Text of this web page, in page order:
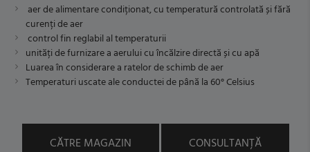
aer de alimentare condiționat, cu temperatură controlată și fără
curenți de aer
control fin reglabil al temperaturii
unități de furnizare a aerului cu încălzire directă și cu apă
Luarea în considerare a ratelor de schimb de aer
Temperaturi uscate ale conductei de până la 60° Celsius
CĂTRE MAGAZIN CONSULTANȚĂ